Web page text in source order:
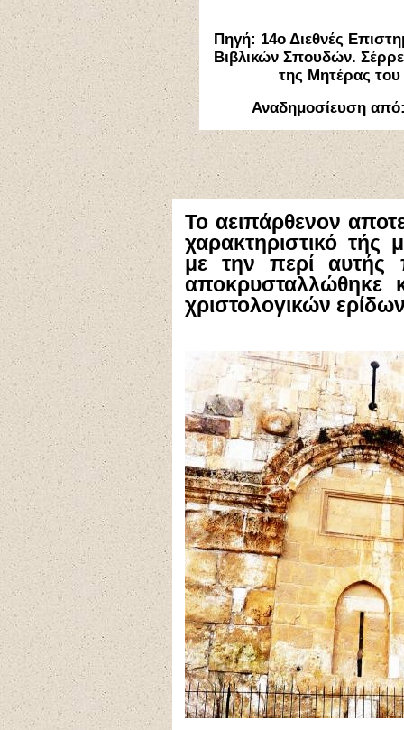
Πηγή: 14ο Διεθνές
Βιβλικών Σπουδών.
της Μητέρας
Αναδημοσίευση
Το αειπάρθενον
χαρακτηριστικό
με την περί αυτής
αποκρυσταλλώθηκε
χριστολογικών